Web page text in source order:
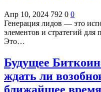
Апр 10, 2024 792 0 0
Генерация лидов — это
элементов и стратегий
Это…
Будущее
ждать ли
ближайшее